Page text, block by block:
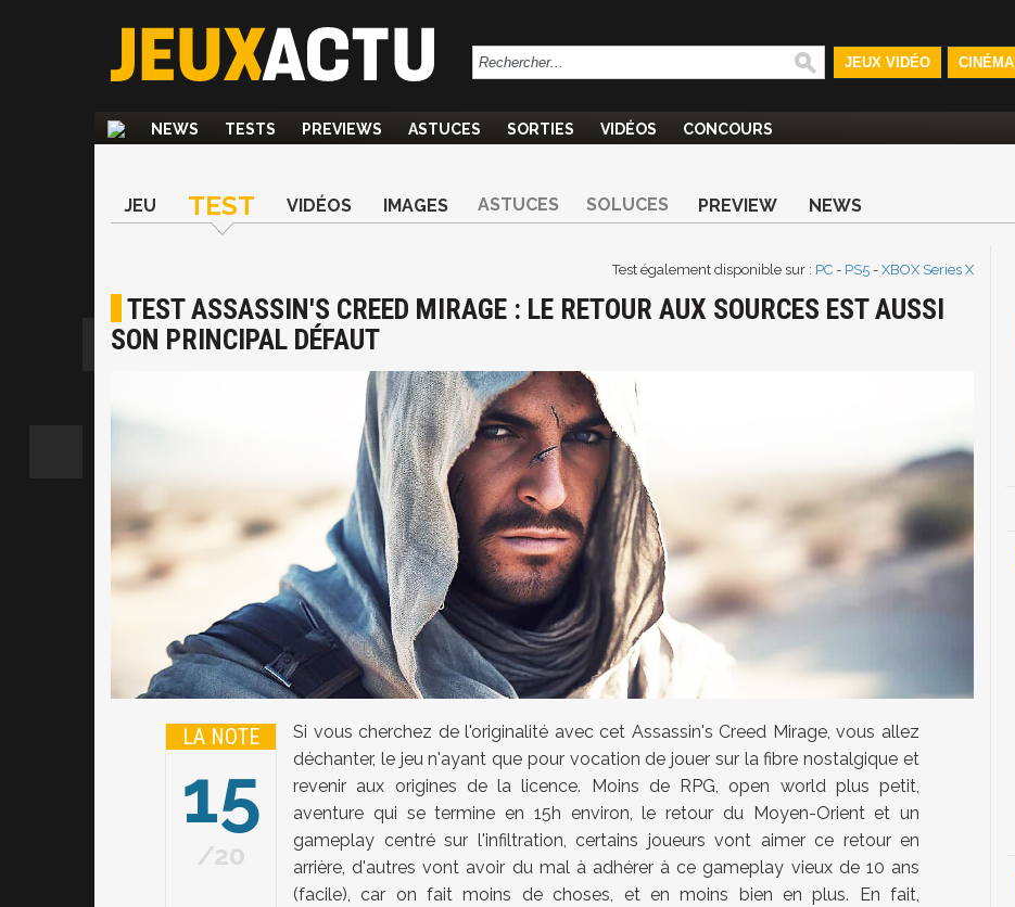
JEUX VIDÉO CINÉMA
NEWS TESTS PREVIEWS ASTUCES SORTIES VIDÉOS CONCOURS
JEU TEST VIDÉOS IMAGES ASTUCES SOLUCES PREVIEW NEWS
Test également disponible sur : PC - PS5 - XBOX Series X
TEST ASSASSIN'S CREED MIRAGE : LE RETOUR AUX SOURCES EST AUSSI
SON PRINCIPAL DÉFAUT
LA NOTE
15
20
Si vous cherchez de l'originalité avec cet Assassin's Creed Mirage, vous allez
déchanter, le jeu n'ayant que pour vocation de jouer sur la fibre nostalgique et
revenir aux origines de la licence. Moins de RPG, open world plus petit,
aventure qui se termine en 15h environ, le retour du Moyen-Orient et un
gameplay centré sur l'infiltration, certains joueurs vont aimer ce retour en
arrière, d'autres vont avoir du mal à adhérer à ce gameplay vieux de 10 ans
(facile), car on fait moins de choses, et en moins bien en plus. En fait,